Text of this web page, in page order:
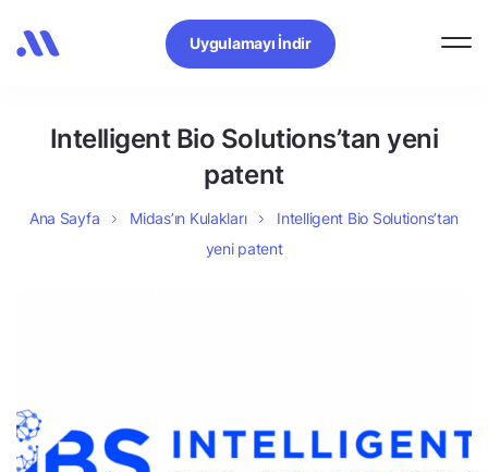
Uygulamayı İndir
Intelligent Bio Solutions’tan yeni
patent
Ana Sayfa Midas’ın Kulakları
Intelligent Bio Solutions’tan
yeni patent